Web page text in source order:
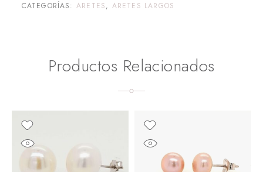
CATEGORÍAS: ARETES, ARETES LARGOS
Productos Relacionados